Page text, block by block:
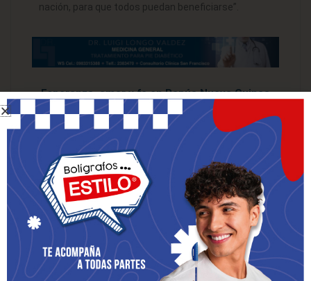
nación, para que todos puedan beneficiarse”.
Esperanza, amor y fe en Papúa Nueva Guinea
Todas las palabras del Papa, animaron al pueblo, a la
nación, al gobierno, porque cada encuentro tuvo una
dirección específica y porque el corazón de la visita
fue un mensaje de esperanza, amor y fe. Para los
católicos del país, además, su presencia supuso un
gran estímulo para vivir y trabajar juntos. El Papa
nos anima a avanzar en la fe, la esperanza y la
unidad, y ahora.
Una fe que resiste
Frente a un mundo que cambia, incluso
dramáticamente, el compromiso inquebrantable de